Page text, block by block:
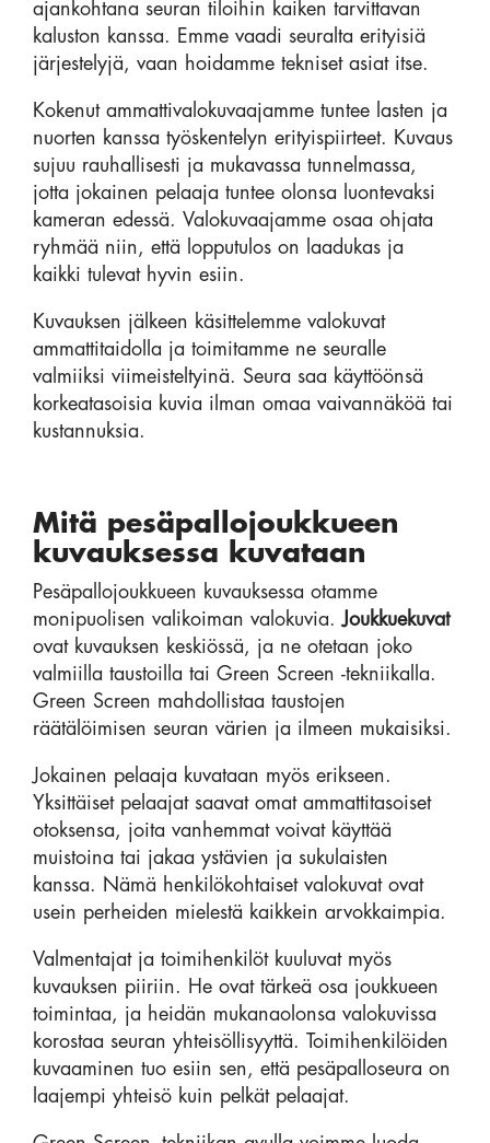
ajankohtana seuran tiloihin kaiken tarvittavan
kaluston kanssa. Emme vaadi seuralta erityisiä
järjestelyjä, vaan hoidamme tekniset asiat itse.
Kokenut ammattivalokuvaajamme tuntee lasten ja
nuorten kanssa työskentelyn erityispiirteet. Kuvaus
sujuu rauhallisesti ja mukavassa tunnelmassa,
jotta jokainen pelaaja tuntee olonsa luontevaksi
kameran edessä. Valokuvaajamme osaa ohjata
ryhmää niin, että lopputulos on laadukas ja
kaikki tulevat hyvin esiin.
Kuvauksen jälkeen käsittelemme valokuvat
ammattitaidolla ja toimitamme ne seuralle
valmiiksi viimeisteltyinä. Seura saa käyttöönsä
korkeatasoisia kuvia ilman omaa vaivannäköä tai
kustannuksia.
Mitä pesäpallojoukkueen
kuvauksessa kuvataan
Pesäpallojoukkueen kuvauksessa otamme
monipuolisen valikoiman valokuvia.Joukkuekuvat
ovat kuvauksen keskiössä, ja ne otetaan joko
valmiilla taustoilla tai Green Screen -tekniikalla.
Green Screen mahdollistaa taustojen
räätälöimisen seuran värien ja ilmeen mukaisiksi.
Jokainen pelaaja kuvataan myös erikseen.
Yksittäiset pelaajat saavat omat ammattitasoiset
otoksensa, joita vanhemmat voivat käyttää
muistoina tai jakaa ystävien ja sukulaisten
kanssa. Nämä henkilökohtaiset valokuvat ovat
usein perheiden mielestä kaikkein arvokkaimpia.
Valmentajat ja toimihenkilöt kuuluvat myös
kuvauksen piiriin. He ovat tärkeä osa joukkueen
toimintaa, ja heidän mukanaolonsa valokuvissa
korostaa seuran yhteisöllisyyttä. Toimihenkilöiden
kuvaaminen tuo esiin sen, että pesäpalloseura on
laajempi yhteisö kuin pelkät pelaajat.